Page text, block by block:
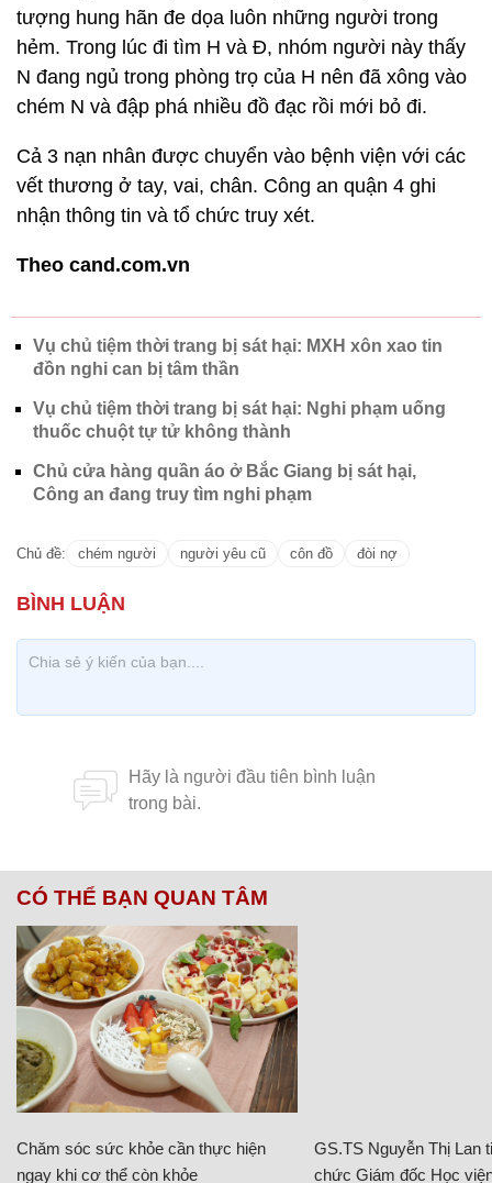
tượng hung hãn đe dọa luôn những người trong
hẻm. Trong lúc đi tìm H và Đ, nhóm người này thấy
N đang ngủ trong phòng trọ của H nên đã xông vào
chém N và đập phá nhiều đồ đạc rồi mới bỏ đi.
Cả 3 nạn nhân được chuyển vào bệnh viện với các
vết thương ở tay, vai, chân. Công an quận 4 ghi
nhận thông tin và tổ chức truy xét.
Theo cand.com.vn
Vụ chủ tiệm thời trang bị sát hại: MXH xôn xao tin
đồn nghi can bị tâm thần
Vụ chủ tiệm thời trang bị sát hại: Nghi phạm uống
thuốc chuột tự tử không thành
Chủ cửa hàng quần áo ở Bắc Giang bị sát hại,
Công an đang truy tìm nghi phạm
Chủ đề: chém người người yêu cũ côn đồ đòi nợ
CÓ THỂ BẠN QUAN TÂM
Chăm sóc sức khỏe cần thực hiện
ngay khi cơ thể còn khỏe
GS.TS Nguyễn Thị Lan
chức Giám đốc Học